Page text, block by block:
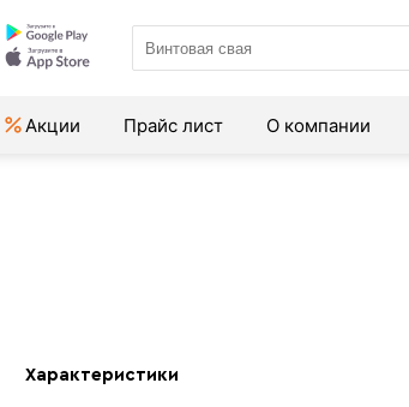
Акции Прайс лист О компании
Характеристики